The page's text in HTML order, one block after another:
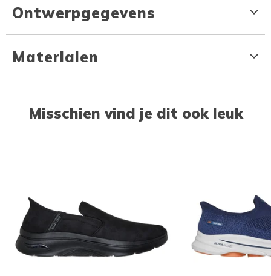
Ontwerpgegevens
Materialen
Misschien vind je dit ook leuk